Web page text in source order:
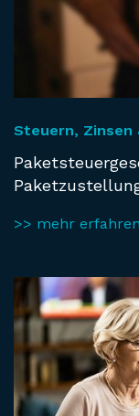
Steuern, Zinsen
>> mehr erfahren